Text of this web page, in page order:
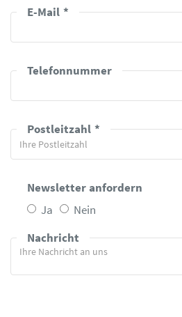
E-Mail
Telefonnummer
Postleitzahl
Newsletter anfordern
Ja
Nein
Nachricht